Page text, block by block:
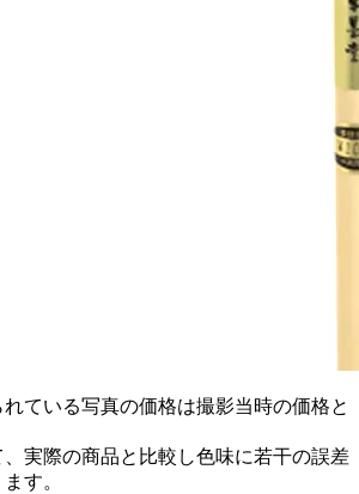
ている写真の価格は撮影当時の価格と
実際の商品と比較し色味に若干の誤差
す。